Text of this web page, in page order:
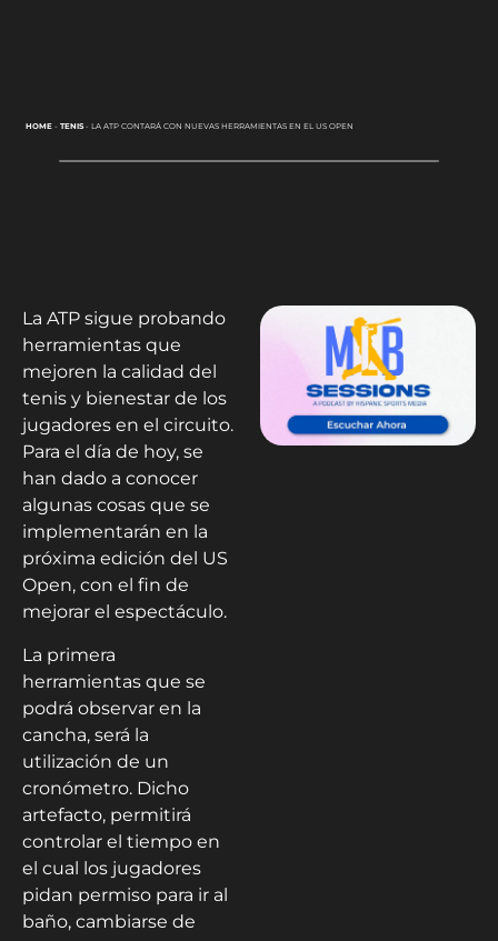
HOME- TENIS- LA ATP CONTARÁ CON NUEVAS HERRAMIENTAS EN EL US OPEN
La ATP sigue probando
herramientas que
mejoren la calidad del
tenis y bienestar de los
jugadores en el circuito.
Para el día de hoy, se
han dado a conocer
algunas cosas que se
implementarán en la
próxima edición del US
Open, con el fin de
mejorar el espectáculo.
La primera
herramientas que se
podrá observar en la
cancha, será la
utilización de un
cronómetro. Dicho
artefacto, permitirá
controlar el tiempo en
el cual los jugadores
pidan permiso para ir al
baño, cambiarse de